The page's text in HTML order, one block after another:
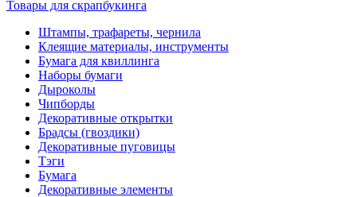
Товары для скрапбукинга
Штампы, трафареты, чернила
Клеящие материалы, инструменты
Бумага для квиллинга
Наборы бумаги
Дыроколы
Чипборды
Декоративные открытки
Брадсы (гвоздики)
Декоративные пуговицы
Тэги
Бумага
Декоративные элементы